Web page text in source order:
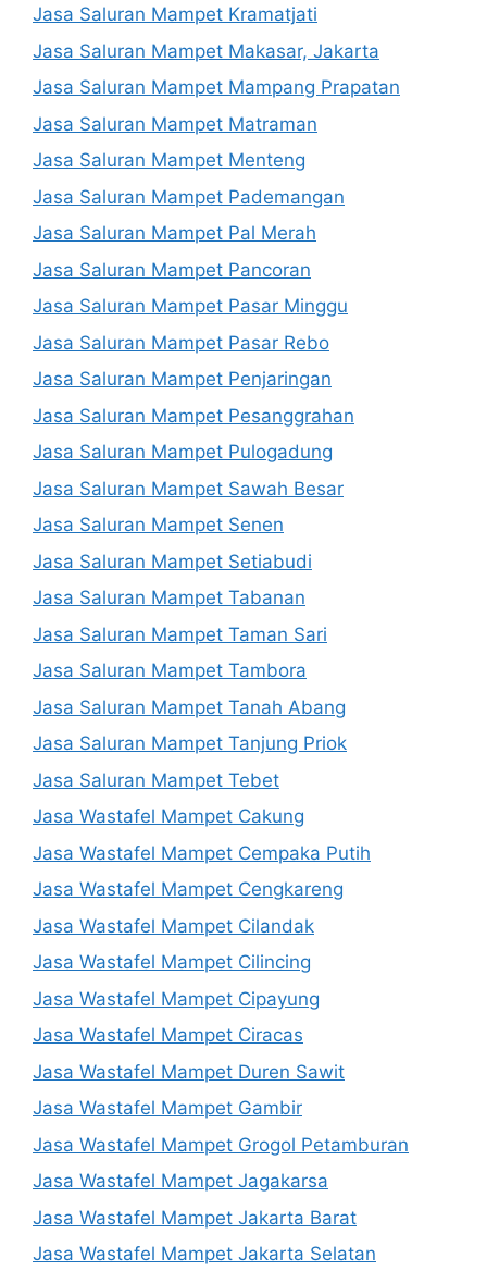
Jasa Saluran Mampet Kramatjati
Jasa Saluran Mampet Makasar, Jakarta
Jasa Saluran Mampet Mampang Prapatan
Jasa Saluran Mampet Matraman
Jasa Saluran Mampet Menteng
Jasa Saluran Mampet Pademangan
Jasa Saluran Mampet Pal Merah
Jasa Saluran Mampet Pancoran
Jasa Saluran Mampet Pasar Minggu
Jasa Saluran Mampet Pasar Rebo
Jasa Saluran Mampet Penjaringan
Jasa Saluran Mampet Pesanggrahan
Jasa Saluran Mampet Pulogadung
Jasa Saluran Mampet Sawah Besar
Jasa Saluran Mampet Senen
Jasa Saluran Mampet Setiabudi
Jasa Saluran Mampet Tabanan
Jasa Saluran Mampet Taman Sari
Jasa Saluran Mampet Tambora
Jasa Saluran Mampet Tanah Abang
Jasa Saluran Mampet Tanjung Priok
Jasa Saluran Mampet Tebet
Jasa Wastafel Mampet Cakung
Jasa Wastafel Mampet Cempaka Putih
Jasa Wastafel Mampet Cengkareng
Jasa Wastafel Mampet Cilandak
Jasa Wastafel Mampet Cilincing
Jasa Wastafel Mampet Cipayung
Jasa Wastafel Mampet Ciracas
Jasa Wastafel Mampet Duren Sawit
Jasa Wastafel Mampet Gambir
Jasa Wastafel Mampet Grogol Petamburan
Jasa Wastafel Mampet Jagakarsa
Jasa Wastafel Mampet Jakarta Barat
Jasa Wastafel Mampet Jakarta Selatan